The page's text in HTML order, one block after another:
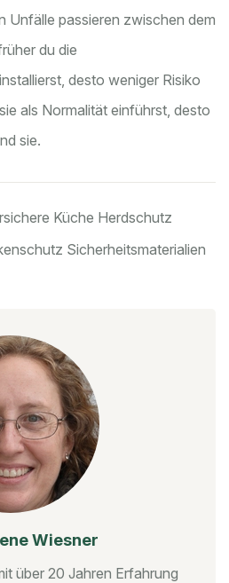
Unfälle passieren zwischen dem
du die
desto weniger Risiko
als Normalität einführst, desto
sie.
Küche Herdschutz
Sicherheitsmaterialien
Wiesner
über 20 Jahren Erfahrung